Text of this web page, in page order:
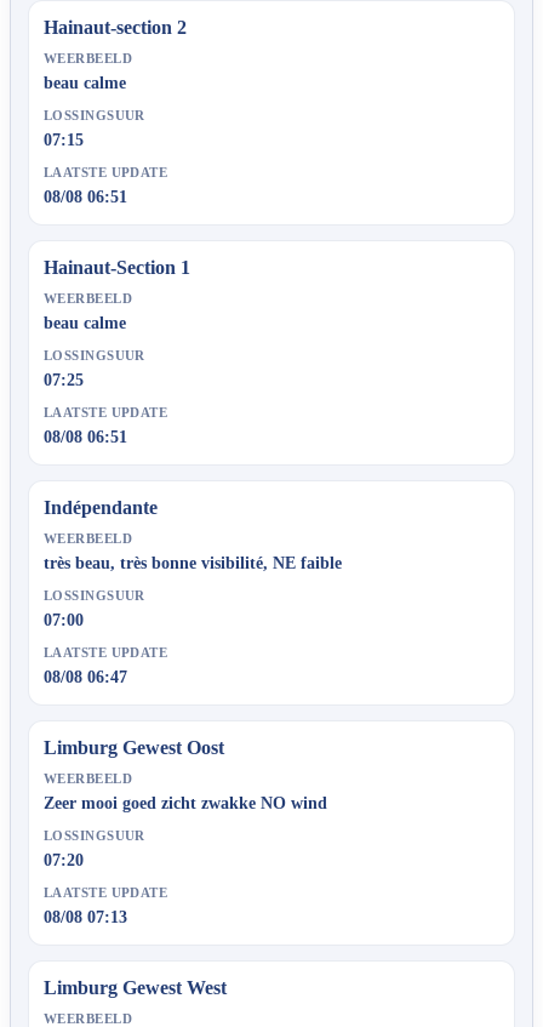
Hainaut-section 2
WEERBEELD
beau calme
LOSSINGSUUR
07:15
LAATSTE UPDATE
08/08 06:51
Hainaut-Section 1
WEERBEELD
beau calme
LOSSINGSUUR
07:25
LAATSTE UPDATE
08/08 06:51
Indépendante
WEERBEELD
très beau, très bonne visibilité, NE faible
LOSSINGSUUR
07:00
LAATSTE UPDATE
08/08 06:47
Limburg Gewest Oost
WEERBEELD
Zeer mooi goed zicht zwakke NO wind
LOSSINGSUUR
07:20
LAATSTE UPDATE
08/08 07:13
Limburg Gewest West
WEERBEELD